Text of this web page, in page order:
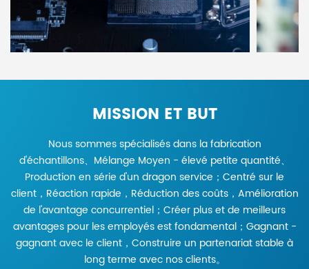
MISSION ET BUT
Nous sommes spécialisés dans la fabrication
d'échantillons、Mélange Moyen - élevé petite quantité、
Production en série d'un dragon service；Centré sur le
client，Réaction rapide，Réduction des coûts，Amélioration
de l'avantage concurrentiel；Créer plus et de meilleurs
avantages pour les employés est fondamental；Gagnant -
gagnant avec le client，Construire un partenariat stable à
long terme avec nos clients。